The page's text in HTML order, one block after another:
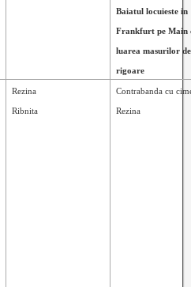
Baiatul locuieste in
Frankfurt pe Main
luarea masurilor de
rigoare
Rezina
Ribnita
Contrabanda cu
Rezina